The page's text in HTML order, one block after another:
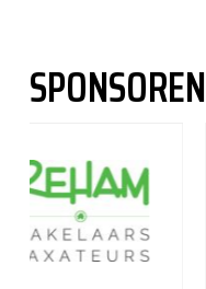
SPONSOREN